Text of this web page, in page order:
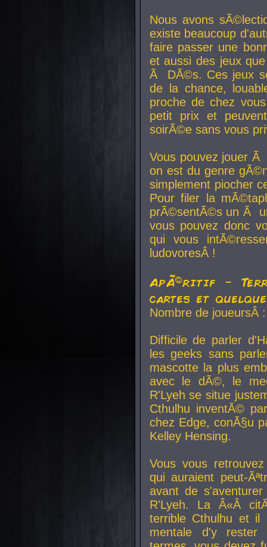
Nous avons
existe beaucoup
faire passer une
et aussi des jeux
Ã DÃ©s. Ces jeux
de la chance,
proche de chez
petit prix et
soirÃ©e sans vous
Vous pouvez jouer
on est du genre
simplement piocher
Pour filer la
prÃ©sentÃ©s un Ã
vous pouvez donc
qui vous
ludovoresÂ !
ApÃ©ritif -
cartes et
Nombre de
Difficile de parler
les geeks sans
mascotte la plus
avec le dÃ©, le
R'Lyeh se situe
Cthulhu inventÃ©
chez Edge, conÃ§u
Kelley Hensing.
Vous vous
qui auraient peut-
avant de
R'Lyeh. La Â«Â
terrible Cthulhu et
mentale d'y rester